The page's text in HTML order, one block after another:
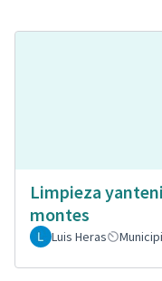
Limpieza
montes
Luis Heras Municipi